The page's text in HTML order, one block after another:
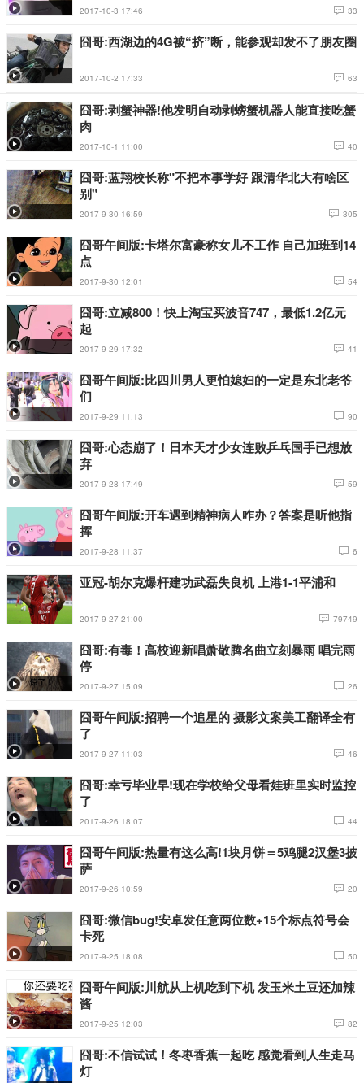
2017-10-3 17:46 33
囧哥:西湖边的4G被“挤”断，能参观却发不了朋友圈
2017-10-2 17:33 63
囧哥:剥蟹神器!他发明自动剥螃蟹机器人能直接吃蟹
肉
2017-10-1 11:00 40
囧哥:蓝翔校长称"不把本事学好 跟清华北大有啥区
别"
2017-9-30 16:59 305
囧哥午间版:卡塔尔富豪称女儿不工作 自己加班到14
点
2017-9-30 12:01 54
囧哥:立减800！快上淘宝买波音747，最低1.2亿元
起
2017-9-29 17:32 41
囧哥午间版:比四川男人更怕媳妇的一定是东北老爷
们
2017-9-29 11:13 90
囧哥:心态崩了！日本天才少女连败乒乓国手已想放
弃
2017-9-28 17:49 59
囧哥午间版:开车遇到精神病人咋办？答案是听他指
挥
2017-9-28 11:37 6
亚冠-胡尔克爆杆建功武磊失良机 上港1-1平浦和
2017-9-27 21:00 79749
囧哥:有毒！高校迎新唱萧敬腾名曲立刻暴雨 唱完雨
停
2017-9-27 15:09 26
囧哥午间版:招聘一个追星的 摄影文案美工翻译全有
了
2017-9-27 11:03 46
囧哥:幸亏毕业早!现在学校给父母看娃班里实时监控
了
2017-9-26 18:07 44
囧哥午间版:热量有这么高!1块月饼＝5鸡腿2汉堡3披
萨
2017-9-26 10:59 20
囧哥:微信bug!安卓发任意两位数+15个标点符号会
卡死
2017-9-25 18:08 50
囧哥午间版:川航从上机吃到下机 发玉米土豆还加辣
酱
2017-9-25 12:03 82
囧哥:不信试试！冬枣香蕉一起吃 感觉看到人生走马
灯